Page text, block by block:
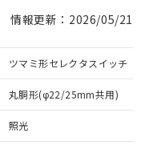
情報更新：2026/05/21
ツマミ形セレクタスイッチ
丸胴形(φ22/25mm共用)
照光